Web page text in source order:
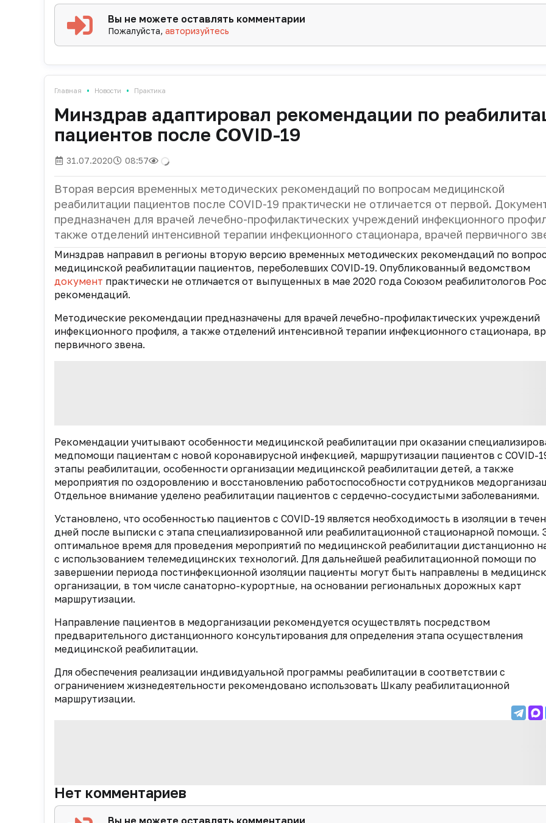
Вы не можете оставлять комментарии
Пожалуйста,авторизуйтесь
Главная • Новости • Практика
Минздрав адаптировал рекомендации по
пациентов после COVID-19
31.07.2020 08:57
Вторая версия временных методических рекомендаций по вопросам медицинской
реабилитации пациентов после COVID-19 практически не отличается от первой.
предназначен для врачей лечебно-профилактических учреждений инфекционного
также отделений интенсивной терапии инфекционного стационара, врачей первичного
Минздрав направил в регионы вторую версию временных методических рекомендаций по
медицинской реабилитации пациентов, переболевших COVID-19. Опубликованный ведомством
документ практически не отличается от выпущенных в мае 2020 года Союзом реабилитологов
рекомендаций.
Методические рекомендации предназначены для врачей лечебно-профилактических учреждений
инфекционного профиля, а также отделений интенсивной терапии инфекционного стационара,
первичного звена.
Рекомендации учитывают особенности медицинской реабилитации при оказании
медпомощи пациентам с новой коронавирусной инфекцией, маршрутизации пациентов с COVID-
этапы реабилитации, особенности организации медицинской реабилитации детей, а также
мероприятия по оздоровлению и восстановлению работоспособности сотрудников
Отдельное внимание уделено реабилитации пациентов с сердечно-сосудистыми заболеваниями.
Установлено, что особенностью пациентов с COVID-19 является необходимость в изоляции в
дней после выписки с этапа специализированной или реабилитационной стационарной помощи.
оптимальное время для проведения мероприятий по медицинской реабилитации дистанционно
с использованием телемедицинских технологий. Для дальнейшей реабилитационной помощи по
завершении периода постинфекционной изоляции пациенты могут быть направлены в
организации, в том числе санаторно-курортные, на основании региональных дорожных карт
маршрутизации.
Направление пациентов в медорганизации рекомендуется осуществлять посредством
предварительного дистанционного консультирования для определения этапа осуществления
медицинской реабилитации.
Для обеспечения реализации индивидуальной программы реабилитации в соответствии с
ограничением жизнедеятельности рекомендовано использовать Шкалу реабилитационной
маршрутизации.
Нет комментариев